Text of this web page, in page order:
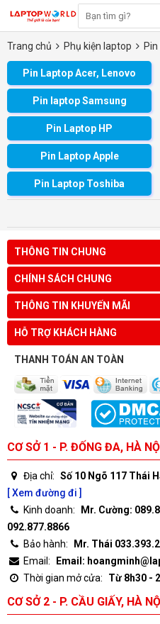
Trang chủ Phụ kiện laptop
Pin Laptop Acer, Lenovo
Pin laptop Samsung
Pin Laptop HP
Pin Laptop Apple
Pin Laptop Toshiba
THÔNG TIN CHUNG
CHÍNH SÁCH CHUNG
THÔNG TIN KHUYẾN MÃI
HỖ TRỢ KHÁCH HÀNG
THANH TOÁN AN TOÀN
CƠ SỞ 1 - P. ĐỐNG ĐA, HÀ
Địa chỉ: Số 10 Ngõ 117 Thái
[ Xem đường đi ]
Kinh doanh:
Mr. Cường:
092.877.8866
Bảo hành:
Mr. Thái
Email:
Email:
Thời gian mở cửa:
Từ 8h30 -
CƠ SỞ 2 - P. CẦU GIẤY, HÀ